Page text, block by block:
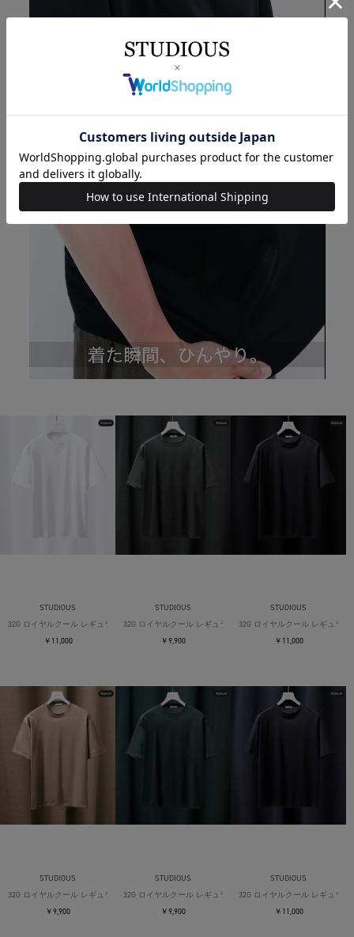
STUDIOUS
32G ロイヤルクール レギュラーTシャツ
￥11,000
STUDIOUS
32G ロイヤルクール レギュラーTシャツ
￥9,900
STUDIOUS
32G ロイヤルクール レギュラー
￥11,000
STUDIOUS
32G ロイヤルクール レギュラーTシャツ
￥9,900
STUDIOUS
32G ロイヤルクール レギュラーTシャツ
￥9,900
STUDIOUS
32G ロイヤルクール レギュラー
￥11,000